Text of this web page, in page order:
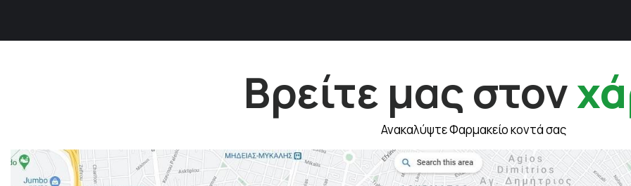
Βρείτε μας στον
Ανακαλύψτε Φαρμακείο κοντά σας